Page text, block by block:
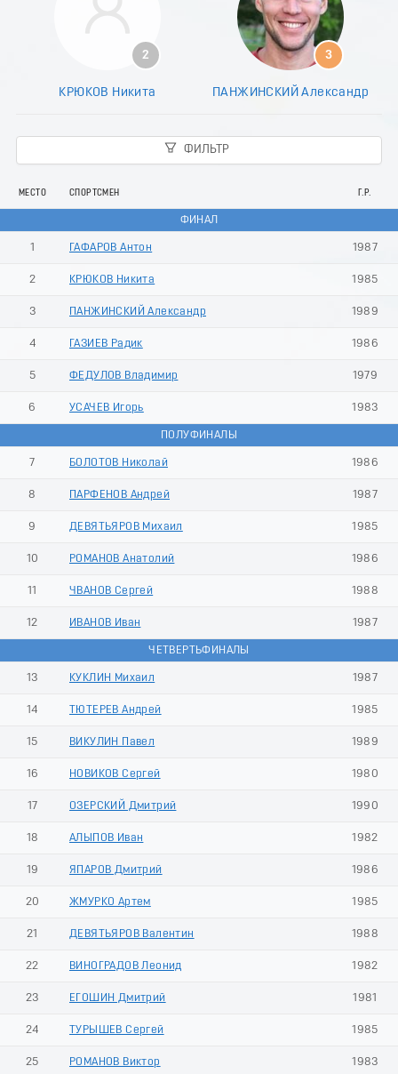
2
КРЮКОВ Никита
3
ПАНЖИНСКИЙ Александр
ФИЛЬТР
МЕСТО СПОРТСМЕН Г.Р.
ФИНАЛ
1 ГАФАРОВ Антон 1987
2 КРЮКОВ Никита 1985
3 ПАНЖИНСКИЙ Александр 1989
4 ГАЗИЕВ Радик 1986
5 ФЕДУЛОВ Владимир 1979
6 УСАЧЕВ Игорь 1983
ПОЛУФИНАЛЫ
7 БОЛОТОВ Николай 1986
8 ПАРФЕНОВ Андрей 1987
9 ДЕВЯТЬЯРОВ Михаил 1985
10 РОМАНОВ Анатолий 1986
11 ЧВАНОВ Сергей 1988
12 ИВАНОВ Иван 1987
ЧЕТВЕРТЬФИНАЛЫ
13 КУКЛИН Михаил 1987
14 ТЮТЕРЕВ Андрей 1985
15 ВИКУЛИН Павел 1989
16 НОВИКОВ Сергей 1980
17 ОЗЕРСКИЙ Дмитрий 1990
18 АЛЫПОВ Иван 1982
19 ЯПАРОВ Дмитрий 1986
20 ЖМУРКО Артем 1985
21 ДЕВЯТЬЯРОВ Валентин 1988
22 ВИНОГРАДОВ Леонид 1982
23 ЕГОШИН Дмитрий 1981
24 ТУРЫШЕВ Сергей 1985
25 РОМАНОВ Виктор 1983